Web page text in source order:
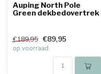
Auping North Pole
Green dekbedovertrek
€189,95 €89,95
op voorraad